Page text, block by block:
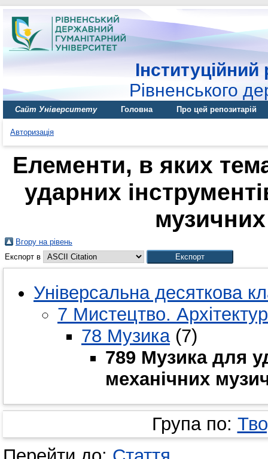
Інституційний
Рівненського
Сайт Університету Головна Про цей репозитарій
Авторизація
Елементи, в яких
ударних
музичних
Вгору на рівень
Експорт в
Універсальна десяткова
7 Мистецтво.
78 Музика(7)
789 Музика для
механічних
Група по: